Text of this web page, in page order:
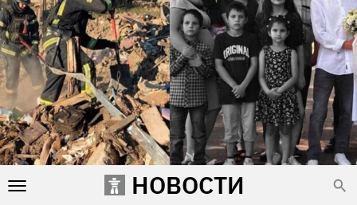
НОВОСТИ
РОССИЯ УДАРИЛА ПО РАДУШНОМУ У